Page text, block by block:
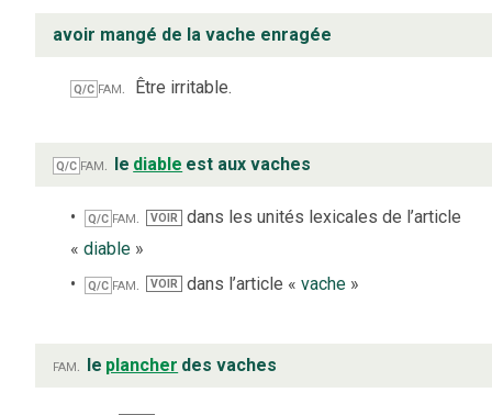
avoir mangé de la vache enragée
Q/C fam. Être irritable.
Q/C fam. le diable est aux vaches
Q/C fam. VOIR
dans les unités lexicales de l’article
« diable »
Q/C fam. VOIR dans l’article «vache »
fam. le plancher des vaches